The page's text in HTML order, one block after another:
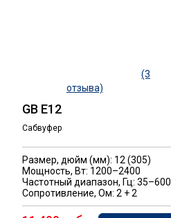
(3
отзыва)
GB E12
Сабвуфер
Размер, дюйм (мм): 12 (305)
Мощность, Вт: 1200–2400
Частотный диапазон, Гц: 35–600
Сопротивление, Ом: 2 + 2